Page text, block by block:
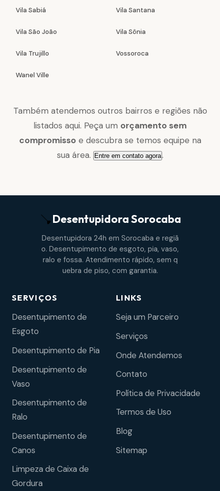
Vila Sabiá Vila Santana
Vila São João Vila Sônia
Vila Trujillo Vossoroca
Wanel Ville
Também atendemos outros bairros e regiões não
listados aqui. Peça um orçamento sem
compromisso e descubra se temos equipe na
sua área. Entre em contato agora.
DesentupidoraSorocaba
Desentupidora 24h em Sorocaba e regiã
o. Desentupimento de esgoto, pia, vaso,
ralo e fossa. Atendimento rápido, sem q
uebra de piso, com garantia.
SERVIÇOS
Desentupimento de
Esgoto
Desentupimento de Pia
Desentupimento de
Vaso
Desentupimento de
Ralo
Desentupimento de
Canos
Limpeza de Caixa de
Gordura
LINKS
Seja um Parceiro
Serviços
Onde Atendemos
Contato
Política de Privacidade
Termos de Uso
Blog
Sitemap